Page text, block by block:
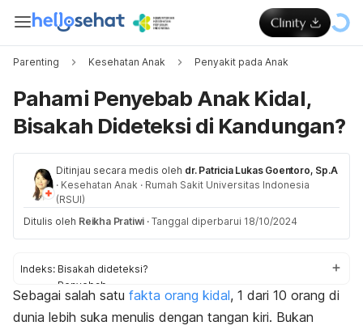
Parenting Kesehatan Anak Penyakit pada Anak
Pahami Penyebab Anak Kidal,
Bisakah Dideteksi di Kandungan?
Ditinjau secara medis oleh dr. Patricia Lukas Goentoro, Sp.A
· Kesehatan Anak · Rumah Sakit Universitas Indonesia
(RSUI)
Ditulis oleh Reikha Pratiwi · Tanggal diperbarui 18/10/2024
Indeks: Bisakah dideteksi?
Penyebab
Bisakah disembuhkan?
Tips
Sebagai salah satu fakta orang kidal, 1 dari 10 orang di
dunia lebih suka menulis dengan tangan kiri. Bukan